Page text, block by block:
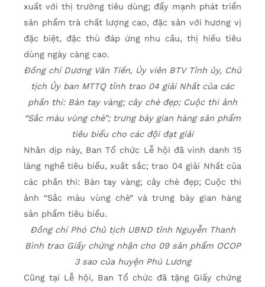
xuất với thị trường tiêu dùng; đẩy mạnh phát triển
sản phẩm trà chất lượng cao, đặc sản với hương vị
đặc biệt, đặc thù đáp ứng nhu cầu, thị hiếu tiêu
dùng ngày càng cao.
Đồng chí Dương Văn Tiến, Ủy viên BTV Tỉnh ủy, Chủ
tịch Ủy ban MTTQ tỉnh trao 04 giải Nhất của các
phần thi: Bàn tay vàng; cây chè đẹp; Cuộc thi ảnh
“Sắc màu vùng chè”; trưng bày gian hàng sản phẩm
tiêu biểu cho các đội đạt giải
Nhân dịp này, Ban Tổ chức Lễ hội đã vinh danh 15
làng nghề tiêu biểu, xuất sắc; trao 04 giải Nhất của
các phần thi: Bàn tay vàng; cây chè đẹp; Cuộc thi
ảnh “Sắc màu vùng chè” và trưng bày gian hàng
sản phẩm tiêu biểu.
Đồng chí Phó Chủ tịch UBND tỉnh Nguyễn Thanh
Bình trao Giấy chứng nhận cho 09 sản phẩm OCOP
3 sao của huyện Phú Lương
Cũng tại Lễ hội, Ban Tổ chức đã tặng Giấy chứng